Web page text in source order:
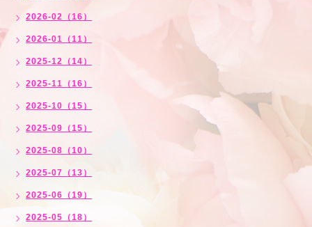
2026-02（16）
2026-01（11）
2025-12（14）
2025-11（16）
2025-10（15）
2025-09（15）
2025-08（10）
2025-07（13）
2025-06（19）
2025-05（18）